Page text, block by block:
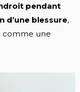
pendant
d’une blessure,
comme une